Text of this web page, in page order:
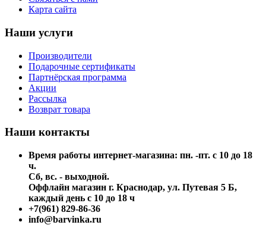
Карта сайта
Наши услуги
Производители
Подарочные сертификаты
Партнёрская программа
Акции
Рассылка
Возврат товара
Наши контакты
Время работы интернет-магазина: пн. -пт. с 10 до 18
ч.
Сб, вс. - выходной.
Оффлайн магазин г. Краснодар, ул. Путевая 5 Б,
каждый день с 10 до 18 ч
+7(961) 829-86-36
info@barvinka.ru